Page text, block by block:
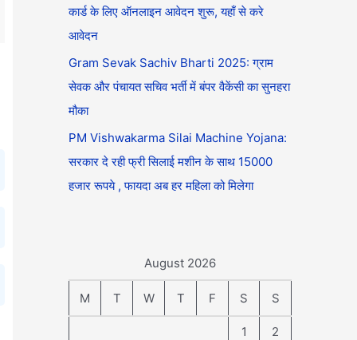
कार्ड के लिए ऑनलाइन आवेदन शुरू, यहाँ से करे
आवेदन
Gram Sevak Sachiv Bharti 2025: ग्राम
सेवक और पंचायत सचिव भर्ती में बंपर वैकेंसी का सुनहरा
मौका
PM Vishwakarma Silai Machine Yojana:
सरकार दे रही फ्री सिलाई मशीन के साथ 15000
हजार रूपये , फायदा अब हर महिला को मिलेगा
August 2026
M T W T F S S
1
2